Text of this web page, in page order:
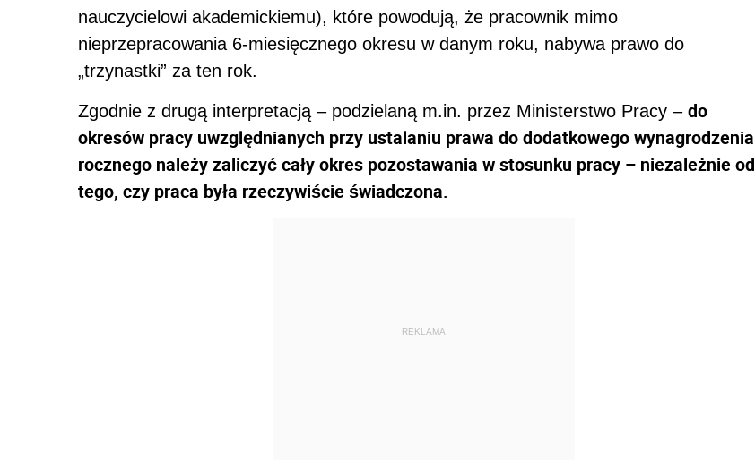
nauczycielowi akademickiemu), które powodują, że pracownik mimo
nieprzepracowania 6-miesięcznego okresu w danym roku, nabywa prawo do
„trzynastki” za ten rok.
Zgodnie z drugą interpretacją – podzielaną m.in. przez Ministerstwo Pracy – do
okresów pracy uwzględnianych przy ustalaniu prawa do dodatkowego wynagrodzenia
rocznego należy zaliczyć cały okres pozostawania w stosunku pracy – niezależnie od
tego, czy praca była rzeczywiście świadczona.
REKLAMA